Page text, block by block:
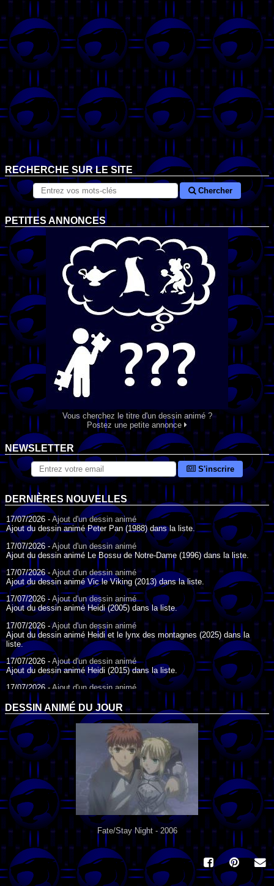
RECHERCHE SUR LE SITE
Chercher
PETITES ANNONCES
Vous cherchez le titre d'un dessin animé ?
Postez une petite annonce
NEWSLETTER
S'inscrire
DERNIÈRES NOUVELLES
17/07/2026 - Ajout d'un dessin animé
Ajout du dessin animé Peter Pan (1988) dans la liste.
17/07/2026 -Ajout d'un dessin animé
Ajout du dessin animé Le Bossu de Notre-Dame (1996) dans la liste.
17/07/2026 - Ajout d'un dessin animé
Ajout du dessin animé Vic le Viking (2013) dans la liste.
17/07/2026 - Ajout d'un dessin animé
Ajout du dessin animé Heidi (2005) dans la liste.
17/07/2026 -Ajout d'un dessin animé
Ajout du dessin animé Heidi et le lynx des montagnes (2025) dans la
liste.
17/07/2026 - Ajout d'un dessin animé
Ajout du dessin animé Heidi (2015) dans la liste.
17/07/2026 - Ajout d'un dessin animé
Ajout du dessin animé Heidi (1995) dans la liste.
09/07/2026 -Ajout d'un dessin animé
Ajout du dessin animé Genki l'Aventurier de la Chance (2006) dans la
liste.
04/07/2026 -Ajout d'un dessin animé
Ajout du dessin animé Vilain Petit Canard (2000) dans la liste.
04/07/2026 -Ajout d'un dessin animé
Ajout du dessin animé Le Noël du vilain petit canard (2003) dans la liste.
DESSIN ANIMÉ DU JOUR
Fate/Stay Night - 2006